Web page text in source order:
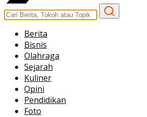
Berita
Bisnis
Olahraga
Sejarah
Kuliner
Opini
Pendidikan
Foto